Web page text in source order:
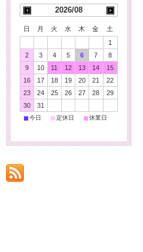
2026/08
日 月 火 水 木 金
土
1
2
3 4 5 6 7
8
9
10 11 12 13 14
15
16
17 18 19 20 21
22
23
24 25 26 27 28
29
30
31
■今日 ■ 定休日 ■ 休業日